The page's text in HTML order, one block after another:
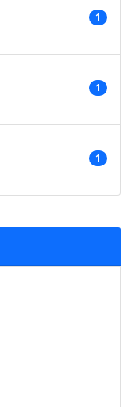
1
1
1